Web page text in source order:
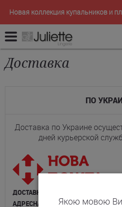
Новая коллекция купальников и
Доставка
ПО
Доставка по Украине
дней курьерской
ДОСТАВКА НА ОТДЕЛЕНИЕ
АДРЕСНАЯ ДОСТАВКА КУРЬЕРОМ
Якою мовою